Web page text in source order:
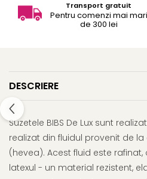
Transport gratuit
Pentru comenzi mai mari
de 300 lei
DESCRIERE
Suzetele BIBS De Lux sunt
realizat din fluidul provenit de
(hevea). Acest fluid este
latexul - un material rezistent,